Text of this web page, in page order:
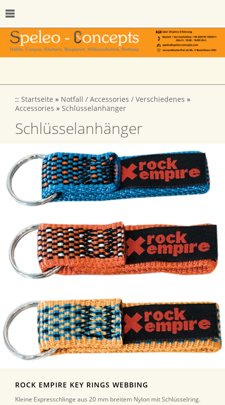
:: Startseite » Notfall / Accessories / Verschiedenes »
Accessories » Schlüsselanhänger
Schlüsselanhänger
ROCK EMPIRE KEY RINGS WEBBING
Kleine Expresschlinge aus 20 mm breitem Nylon mit Schlüsselring.